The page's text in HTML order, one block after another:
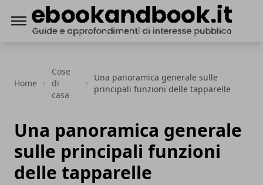
Home
Cose
di
casa
Una panoramica generale sulle
principali funzioni delle tapparelle
Una panoramica generale
sulle principali funzioni
delle tapparelle